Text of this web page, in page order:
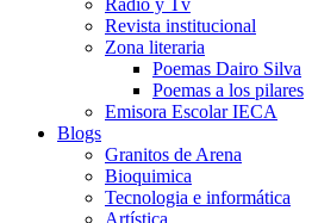
Revista institucional
Zona literaria
Poemas Dairo Silva
Poemas a los pilares
Emisora Escolar IECA
Blogs
Granitos de Arena
Bioquimica
Tecnologia e informática
Artística